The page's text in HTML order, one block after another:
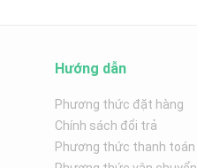
Hướng dẫn
Phương thức đặt hàng
Chính sách đổi trả
Phương thức thanh toán